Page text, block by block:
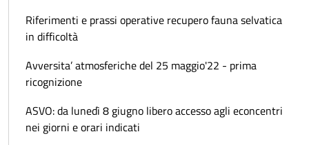
Riferimenti e prassi operative recupero fauna selvatica
in difficoltà
Avversita’ atmosferiche del 25 maggio'22 - prima
ricognizione
ASVO: da lunedì 8 giugno libero accesso agli econcentri
nei giorni e orari indicati